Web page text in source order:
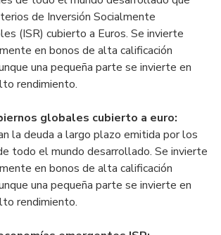
de Inversión Socialmente
(ISR) cubierto a Euros. Se invierte
en bonos de alta calificación
una pequeña parte se invierte en
rendimiento.
globales cubierto a euro:
la deuda a largo plazo emitida por los
todo el mundo desarrollado. Se invierte
en bonos de alta calificación
una pequeña parte se invierte en
rendimiento.